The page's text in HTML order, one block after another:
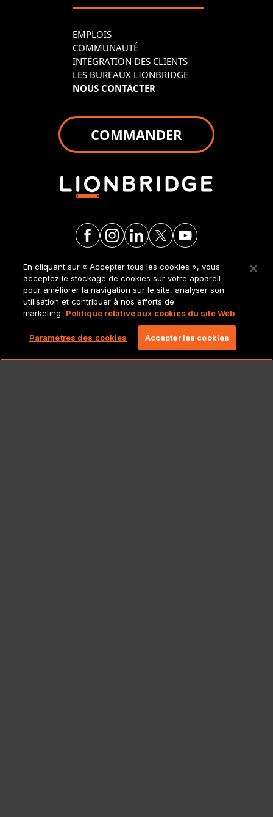
EMPLOIS
COMMUNAUTÉ
INTÉGRATION DES CLIENTS
LES BUREAUX LIONBRIDGE
NOUS CONTACTER
COMMANDER
MENTIONS LÉGALES ET
POLITIQUES
Copyright 2026 Lionbridge Technologies, LLC. Tous
droits réservés.
En cliquant sur « Accepter tous les cookies », vous
acceptez le stockage de cookies sur votre appareil
pour améliorer la navigation sur le site, analyser son
utilisation et contribuer à nos efforts de
marketing. Politique relative aux cookies du site Web
Paramètres des cookies Accepter les cookies